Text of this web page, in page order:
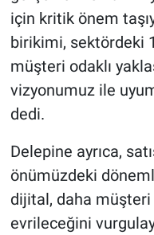
için kritik önem
birikimi, sektördeki
müşteri odaklı
vizyonumuz ile
dedi.
Delepine ayrıca,
önümüzdeki
dijital, daha müşteri
evrileceğini